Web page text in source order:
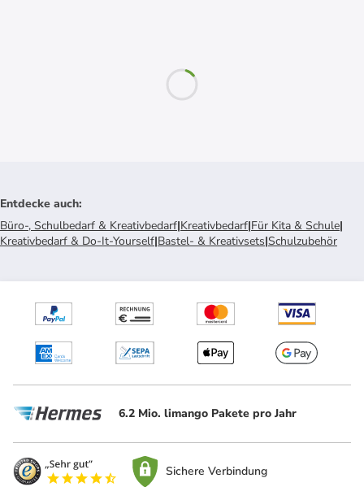
Entdecke auch:
Büro-, Schulbedarf & Kreativbedarf|Kreativbedarf|Für Kita & Schule|
Kreativbedarf & Do-It-Yourself|Bastel- & Kreativsets|Schulzubehör
6.2 Mio. limango Pakete pro Jahr
Sichere Verbindung